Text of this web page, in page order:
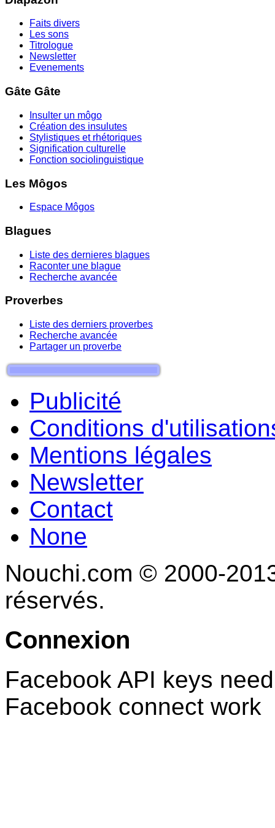
Faits divers
Les sons
Titrologue
Newsletter
Evenements
Gâte Gâte
Insulter un môgo
Création des insulutes
Stylistiques et rhétoriques
Signification culturelle
Fonction sociolinguistique
Les Môgos
Espace Môgos
Blagues
Liste des dernieres blagues
Raconter une blague
Recherche avancée
Proverbes
Liste des derniers proverbes
Recherche avancée
Partager un proverbe
Publicité
Conditions
Mentions légales
Newsletter
Contact
None
Nouchi.com © 2000-
réservés.
Connexion
Facebook API keys
Facebook connect work